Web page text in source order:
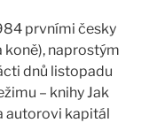
prvními česky
naprostým
dnů listopadu
– knihy Jak
autorovi kapitál